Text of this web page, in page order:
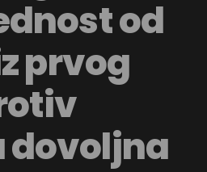
od
prvog
dovoljna